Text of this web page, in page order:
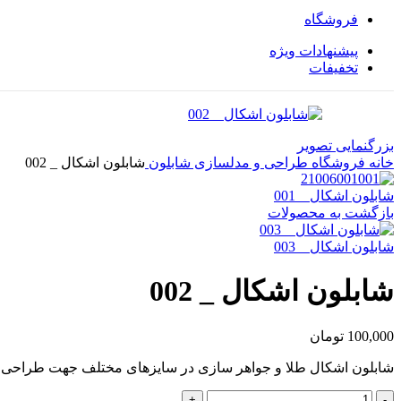
فروشگاه
پیشنهادات ویژه
تخفیفات
بزرگنمایی تصویر
خانه فروشگاه طراحی و مدلسازی شابلون شابلون اشکال _ 002
شابلون اشکال _ 001
بازگشت به محصولات
شابلون اشکال _ 003
شابلون اشکال _ 002
100,000 تومان
شابلون اشکال طلا و جواهر سازی در سایزهای مختلف جهت
شابلون